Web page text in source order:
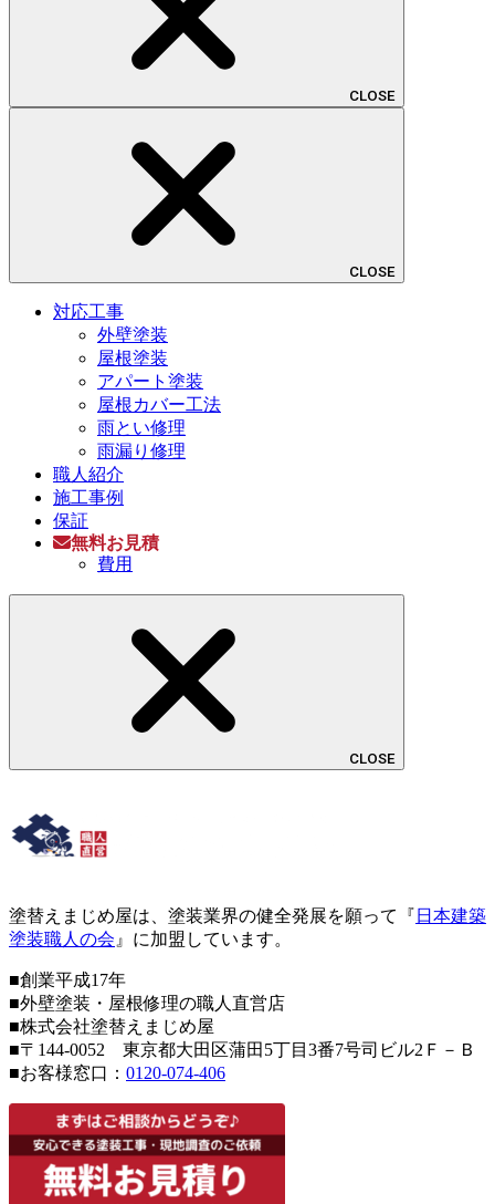
CLOSE
CLOSE
対応工事
外壁塗装
屋根塗装
アパート塗装
屋根カバー工法
雨とい修理
雨漏り修理
職人紹介
施工事例
保証
無料お見積
費用
CLOSE
塗替えまじめ屋は、塗装業界の健全発展を願って『 日本建築
塗装職人の会 』に加盟しています。
■創業平成17年
■外壁塗装・屋根修理の職人直営店
■株式会社塗替えまじめ屋
■〒144-0052 東京都大田区蒲田5丁目3番7号司ビル2Ｆ－Ｂ
■お客様窓口： 0120-074-406